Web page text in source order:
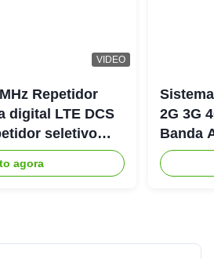
VIDEO
Repetidor
digital LTE DCS
seletivo
agora
2G 3G
Banda